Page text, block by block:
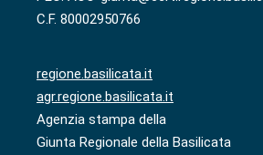
C.F. 80002950766
regione.basilicata.it
agr.regione.basilicata.it
Agenzia stampa della
Giunta Regionale della Basilicata